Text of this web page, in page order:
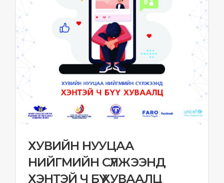
ХУВИЙН НУУЦАА
НИЙГМИЙН СҮЛЖЭЭНД
ХЭНТЭЙ Ч БҮҮ ХУВААЛЦ